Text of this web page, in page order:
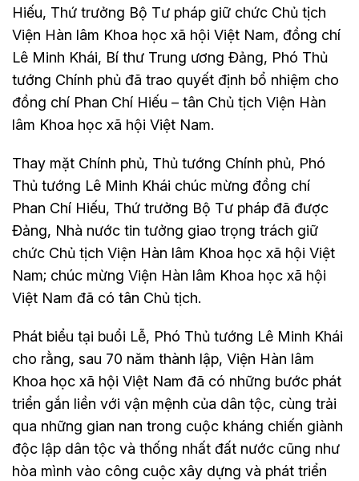
Hiếu, Thứ trưởng Bộ Tư pháp giữ chức Chủ tịch
Viện Hàn lâm Khoa học xã hội Việt Nam, đồng chí
Lê Minh Khái, Bí thư Trung ương Đảng, Phó Thủ
tướng Chính phủ đã trao quyết định bổ nhiệm cho
đồng chí Phan Chí Hiếu – tân Chủ tịch Viện Hàn
lâm Khoa học xã hội Việt Nam.
Thay mặt Chính phủ, Thủ tướng Chính phủ, Phó
Thủ tướng Lê Minh Khái chúc mừng đồng chí
Phan Chí Hiếu, Thứ trưởng Bộ Tư pháp đã được
Đảng, Nhà nước tin tưởng giao trọng trách giữ
chức Chủ tịch Viện Hàn lâm Khoa học xã hội Việt
Nam; chúc mừng Viện Hàn lâm Khoa học xã hội
Việt Nam đã có tân Chủ tịch.
Phát biểu tại buổi Lễ, Phó Thủ tướng Lê Minh Khái
cho rằng, sau 70 năm thành lập, Viện Hàn lâm
Khoa học xã hội Việt Nam đã có những bước phát
triển gắn liền với vận mệnh của dân tộc, cùng trải
qua những gian nan trong cuộc kháng chiến giành
độc lập dân tộc và thống nhất đất nước cũng như
hòa mình vào công cuộc xây dựng và phát triển